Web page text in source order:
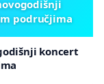
područjima
koncert